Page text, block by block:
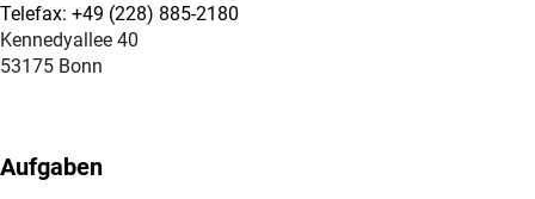
Telefax: +49 (228) 885-2180
Kennedyallee 40
53175 Bonn
Aufgaben